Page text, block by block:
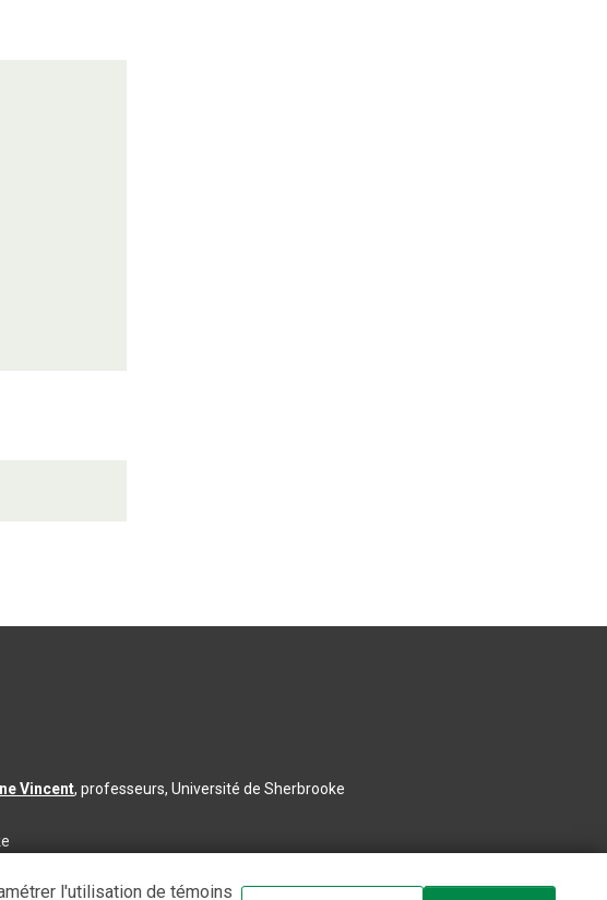
Vincent, professeurs, Université de Sherbrooke
l'utilisation de témoins